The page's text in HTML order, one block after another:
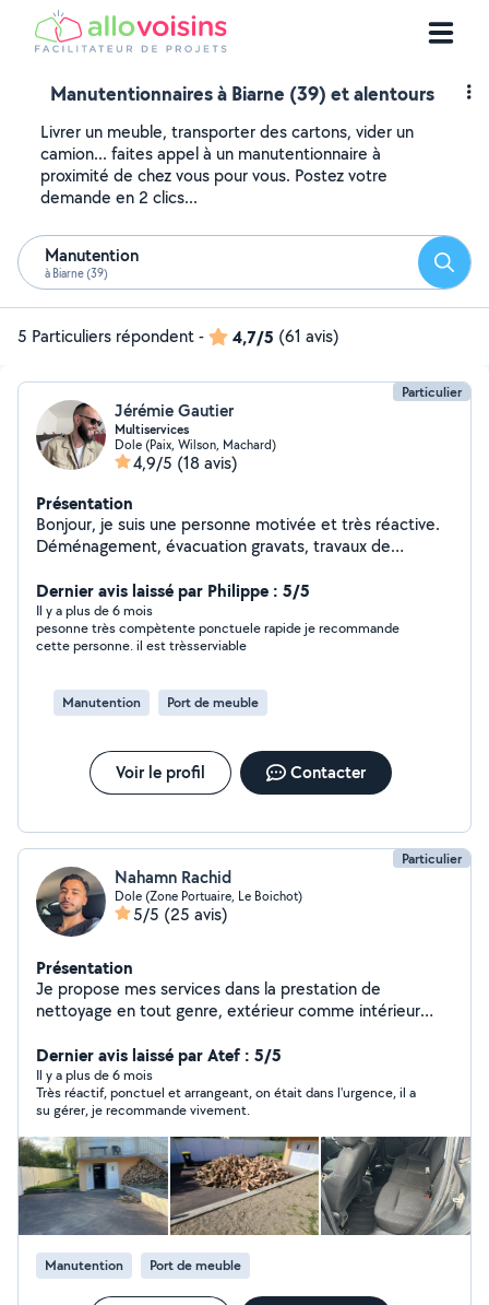
Manutentionnaires à Biarne (39) et alentours
Livrer un meuble, transporter des cartons, vider un
camion... faites appel à un manutentionnaire à
proximité de chez vous pour vous. Postez votre
demande en 2 clics...
Manutention
à Biarne (39)
5 Particuliers répondent- 4,7/5 (61 avis)
Particulier
Jérémie Gautier
Multiservices
Dole (Paix, Wilson, Machard)
4,9/5 (18 avis)
Présentation
Bonjour, je suis une personne motivée et très réactive.
Déménagement, évacuation gravats, travaux de
tout est possible. Livraison colis possible. Demander
moi je réponds rapidement.
Dernier avis laissé par Philippe : 5/5
Il y a plus de 6 mois
pesonne très compètente ponctuele rapide je recommande
cette personne. il est trèsserviable
Manutention Port de meuble
Voir le profil Contacter
Particulier
Nahamn Rachid
Dole (Zone Portuaire, Le Boichot)
5/5 (25 avis)
Présentation
Je propose mes services dans la prestation de
nettoyage en tout genre, extérieur comme intérieur
toitures, etc. Je peux également intervenir comme
manutentionnaire polyvalent Aide au déménagement,
manœuvre, port de charges, et divers, débroussaillage,
peinture. J'aime rendre service et travailler proprement,
que ce soit pour un coup de main ponctuel ou une aide
plus régulière. Je suis également flexible, ponctuel et à
l'écoute, pour m'adapter au mieux à vos contraintes.
N'hésitez pas à me solliciter, je me ferai un plaisir de
vous répondre rapidement.
Dernier avis laissé par Atef : 5/5
Il y a plus de 6 mois
Très réactif, ponctuel et arrangeant, on était dans l'urgence, il a
su gérer, je recommande vivement.
Manutention Port de meuble